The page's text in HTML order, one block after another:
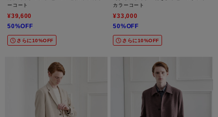
ーコート
¥39,600
50%OFF
さらに10%OFF
カラーコート
¥33,000
50%OFF
さらに10%OFF